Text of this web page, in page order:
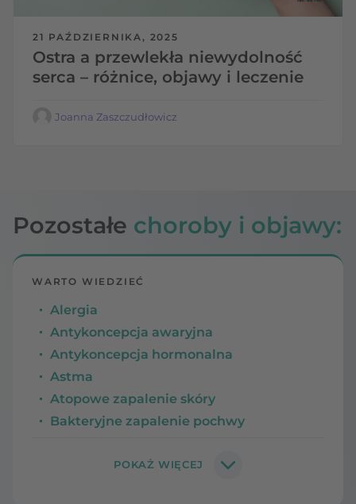
21 PAŹDZIERNIKA, 2025
Ostra a przewlekła niewydolność
serca – różnice, objawy i leczenie
Joanna Zaszczudłowicz
Pozostałe choroby i objawy:
WARTO WIEDZIEĆ
Alergia
Antykoncepcja awaryjna
Antykoncepcja hormonalna
Astma
Atopowe zapalenie skóry
Bakteryjne zapalenie pochwy